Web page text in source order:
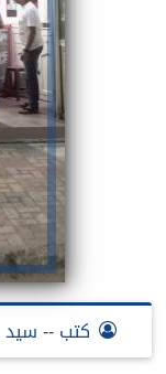
كتب --